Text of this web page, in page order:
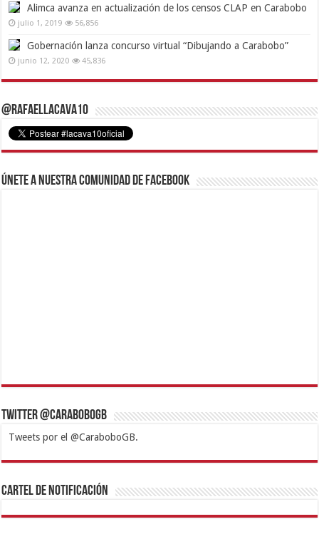
Alimca avanza en actualización de los censos CLAP en Carabobo
julio 1, 2019 56,856
Gobernación lanza concurso virtual “Dibujando a Carabobo”
junio 12, 2020 45,836
@RafaelLacava10
Únete a nuestra comunidad de Facebook
Twitter @CaraboboGB
Tweets por el @CaraboboGB.
1xbetBetturkeyBetistKralbetSupertotobetTipobetMatadorbetMariobet
https://mvbcasino.com/
Cartel de Notificación